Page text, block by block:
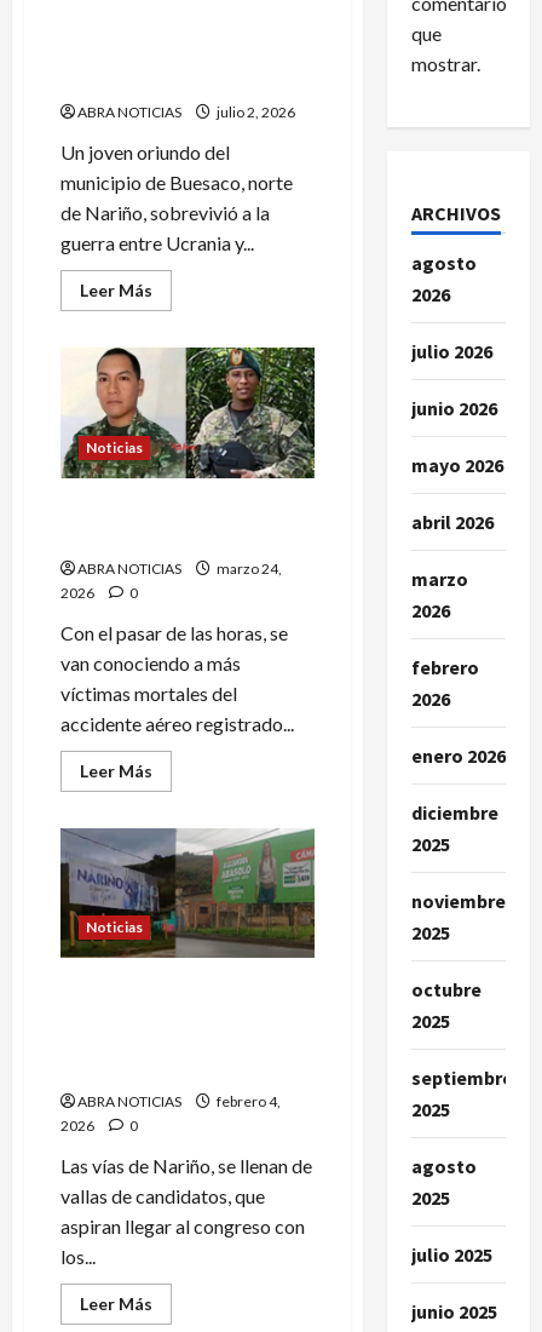
ABRA NOTICIAS julio 2, 2026
Un joven oriundo del
municipio de Buesaco, norte
de Nariño, sobrevivió a la
guerra entre Ucrania y...
Leer Más
más
Logran
repatriar
cuerpo
un
joven
desde
Centroámerica
Noticias
ABRA NOTICIAS
marzo 24,
2026
0
Con el pasar de las horas, se
van conociendo a más
víctimas mortales del
accidente aéreo registrado...
Leer Más
más
luto
Buesaco
y
Tumaco,
pierden
a
dos
Noticias
ABRA NOTICIAS
febrero 4,
2026
0
Las vías de Nariño, se llenan de
vallas de candidatos, que
aspiran llegar al congreso con
los...
Leer Más
más
que
mostrar.
ARCHIVOS
agosto
2026
julio 2026
junio 2026
mayo 2026
abril 2026
marzo
2026
febrero
2026
enero 2026
diciembre
2025
noviembre
2025
octubre
2025
septiembre
2025
agosto
2025
julio 2025
junio 2025